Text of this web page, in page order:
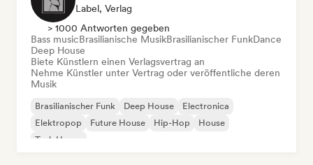
Label, Verlag
> 1000 Antworten gegeben
Bass musicBrasilianische MusikBrasilianischer FunkDance
Deep House
Biete Künstlern einen Verlagsvertrag an
Nehme Künstler unter Vertrag oder veröffentliche deren
Musik
Brasilianischer Funk Deep House
Electronica
Elektropop
Future House Hip-Hop
House
Tech House